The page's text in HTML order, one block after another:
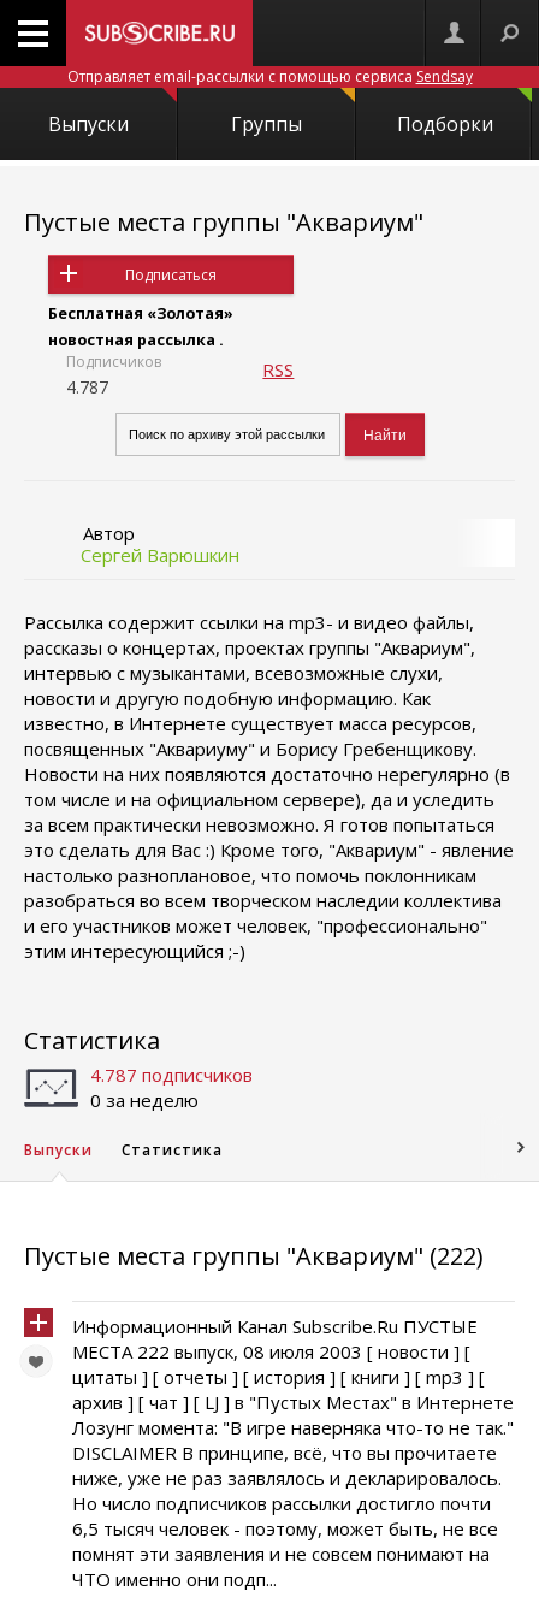
Отправляет email-рассылки с помощью сервиса Sendsay
Выпуски Группы Подборки
Пустые места группы "Аквариум"
Подписаться
Бесплатная «Золотая»
новостная рассылка .
Подписчиков
4.787
RSS
Автор
Сергей Варюшкин
Рассылка содержит ссылки на mp3- и видео файлы,
рассказы о концертах, проектах группы "Аквариум",
интервью с музыкантами, всевозможные слухи,
новости и другую подобную информацию. Как
известно, в Интернете существует масса ресурсов,
посвященных "Аквариуму" и Борису Гребенщикову.
Новости на них появляются достаточно нерегулярно (в
том числе и на официальном сервере), да и уследить
за всем практически невозможно. Я готов попытаться
это сделать для Вас :) Кроме того, "Аквариум" - явление
настолько разноплановое, что помочь поклонникам
разобраться во всем творческом наследии коллектива
и его участников может человек, "профессионально"
этим интересующийся ;-)
Статистика
4.787 подписчиков
0 за неделю
Выпуски Статистика
Пустые места группы "Аквариум" (222)
Информационный Канал Subscribe.Ru ПУСТЫЕ
МЕСТА 222 выпуск, 08 июля 2003 [ новости ] [
цитаты ] [ отчеты ] [ история ] [ книги ] [ mp3 ] [
архив ] [ чат ] [ LJ ] в "Пустых Местах" в Интернете
Лозунг момента: "В игре наверняка что-то не так."
DISCLAIMER В принципе, всё, что вы прочитаете
ниже, уже не раз заявлялось и декларировалось.
Но число подписчиков рассылки достигло почти
6,5 тысяч человек - поэтому, может быть, не все
помнят эти заявления и не совсем понимают на
ЧТО именно они подп...